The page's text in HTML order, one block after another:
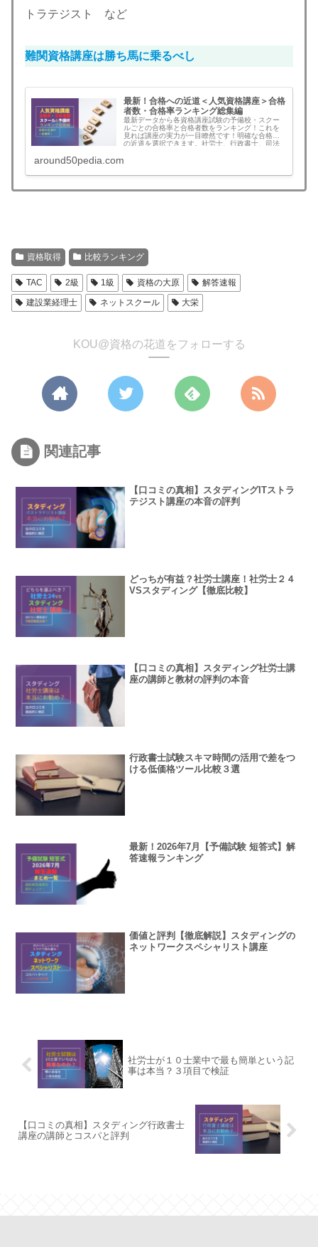
トラテジスト など
難関資格講座は勝ち馬に乗るべし
最新！合格への近道＜人気資格講座＞合格
者数・合格率ランキング総集編
最新データから各資格講座試験の予備校・スクー
ルごとの合格率と合格者数をランキング！これを
見れば講座の実力が一目瞭然です！明確な合格へ
の近道を選択できます。社労士、行政書士、司法
任者、測量士、測量士補、貸金業務取扱主任者、
ト を網羅した総集編
around50pedia.com
資格取得 比較ランキング
TAC 2級 1級 資格の大原
解答速報
建設業経理士
ネットスクール 大栄
KOU@資格の花道をフォローする
関連記事
【口コミの真相】スタディングITストラ
テジスト講座の本音の評判
どっちが有益？社労士講座！社労士２４
VSスタディング【徹底比較】
【口コミの真相】スタディング社労士講
座の講師と教材の評判の本音
行政書士試験スキマ時間の活用で差をつ
ける低価格ツール比較３選
最新！2026年7月【予備試験 短答式】解
答速報ランキング
価値と評判【徹底解説】スタディングの
ネットワークスペシャリスト講座
社労士が１０士業中で最も簡単という記
事は本当？３項目で検証
【口コミの真相】スタディング行政書士
講座の講師とコスパと評判